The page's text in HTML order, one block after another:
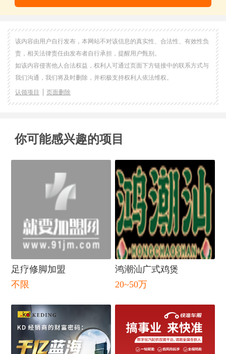
该内容由用户自行发布，本网站不对该信息的真实性、合法性、有效性负
责，相关法律责任由发布者自行承担，提醒用户甄别。
如该内容侵害他人合法权益，权利人可通过页面下方链接中的联系方式与
我们沟通，我们将及时删除，并积极支持权利人依法维权。
认领项目 页面删除
你可能感兴趣的项目
足疗修脚加盟
不限
鸿潮汕广式鸡煲
20~50万